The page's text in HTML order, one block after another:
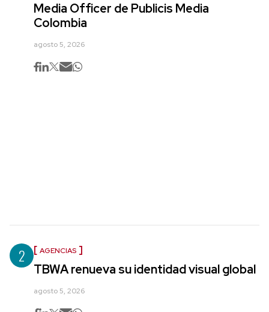
Media Officer de Publicis Media
Colombia
agosto 5, 2026
2 AGENCIAS
TBWA renueva su identidad visual global
agosto 5, 2026